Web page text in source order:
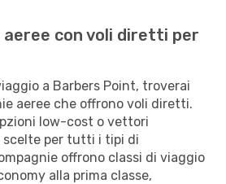
aeree con voli diretti per
a Barbers Point, troverai
aeree che offrono voli diretti.
low-cost o vettori
scelte per tutti i tipi di
offrono classi di viaggio
alla prima classe,